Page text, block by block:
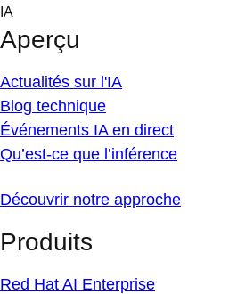
Skip
content
IA
Aperçu
Actualités sur l'IA
Blog technique
Événements IA en direct
Qu’est-ce que l’inférence
Découvrir notre approche
Produits
Red Hat AI Enterprise